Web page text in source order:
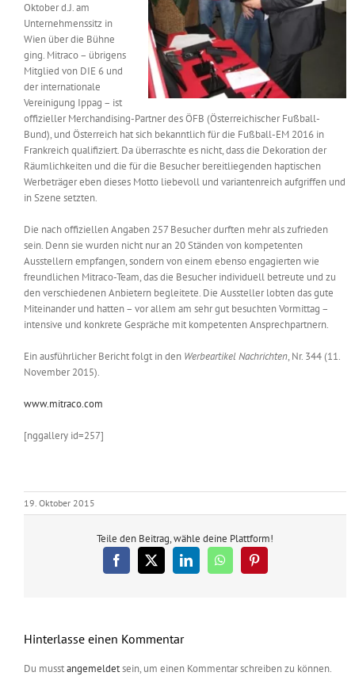
Interviews
Wissen
Product Guide
Jobshop
Suche
nach:
Oktober d.J. am
Unternehmenssitz in
Wien über die Bühne
ging. Mitraco – übrigens
Mitglied von DIE 6 und
der internationale
Vereinigung Ippag – ist
offizieller Merchandising-Partner des ÖFB (Österreichischer Fußball-
Bund), und Österreich hat sich bekanntlich für die Fußball-EM 2016 in
Frankreich qualifiziert. Da überraschte es nicht, dass die Dekoration der
Räumlichkeiten und die für die Besucher bereitliegenden haptischen
Werbeträger eben dieses Motto liebevoll und variantenreich aufgriffen und
in Szene setzten.
Die nach offiziellen Angaben 257 Besucher durften mehr als zufrieden
sein. Denn sie wurden nicht nur an 20 Ständen von kompetenten
Ausstellern empfangen, sondern von einem ebenso engagierten wie
freundlichen Mitraco-Team, das die Besucher individuell betreute und zu
den verschiedenen Anbietern begleitete. Die Aussteller lobten das gute
Miteinander und hatten – vor allem am sehr gut besuchten Vormittag –
intensive und konkrete Gespräche mit kompetenten Ansprechpartnern.
Ein ausführlicher Bericht folgt in den Werbeartikel Nachrichten, Nr. 344 (11.
November 2015).
www.mitraco.com
[nggallery id=257]
19. Oktober 2015
Teile den Beitrag, wähle deine Plattform!
Facebook
X LinkedInWhatsAppPinterest
Hinterlasse einen Kommentar
Du musstangemeldetsein, um einen Kommentar schreiben zu können.